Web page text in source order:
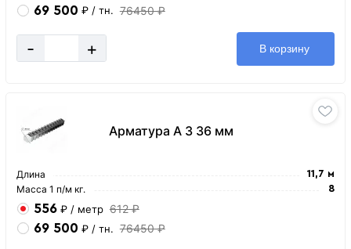
69 500 ₽ / тн. 76450 ₽
- + В корзину
Арматура А 3 36 мм
Длина 11,7 м
Масса 1 п/м кг. 8
556 ₽ / метр 612 ₽
69 500 ₽ / тн. 76450 ₽